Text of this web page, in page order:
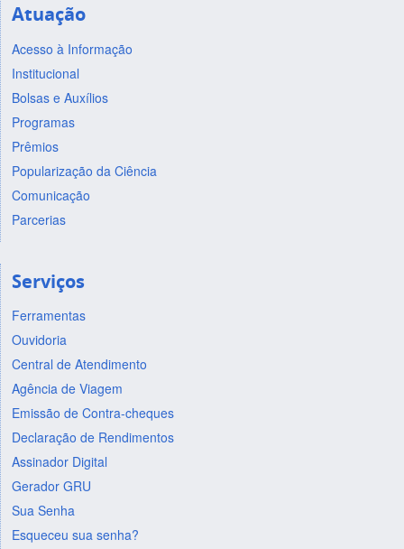
Atuação
Acesso à Informação
Institucional
Bolsas e Auxílios
Programas
Prêmios
Popularização da Ciência
Comunicação
Parcerias
Serviços
Ferramentas
Ouvidoria
Central de Atendimento
Agência de Viagem
Emissão de Contra-cheques
Declaração de Rendimentos
Assinador Digital
Gerador GRU
Sua Senha
Esqueceu sua senha?